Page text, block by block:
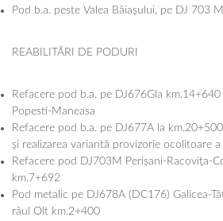
Pod b.a. peste Valea Băiaşului, pe DJ 703
REABILITĂRI DE PODURI
Refacere pod b.a. pe DJ676Gla
Popesti-Maneasa
Refacere pod b.a. pe DJ677A la
şi realizarea variantă provizorie ocolitoare
Refacere pod DJ703M Perişani-Racoviţa-
km.7+692
Pod metalic pe DJ678A (DC176) Galicea-
râul Olt km.2+400